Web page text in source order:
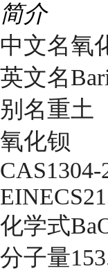
简介
中文名氧
英文名
别名重土
氧化钡
CAS1304-
化学式
分子量